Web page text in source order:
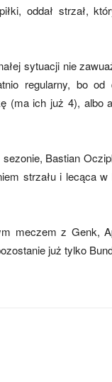
oddał strzał,
sytuacji nie
regularny, bo od
(ma ich już 4), albo
Bastian
strzału i lecąca w
meczem z Genk,
już tylko